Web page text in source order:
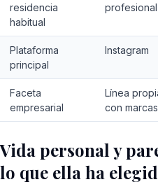
residencia
habitual
Plataforma
principal
Instagram
Faceta
empresarial
Línea
con
Vida personal y
lo que ella ha